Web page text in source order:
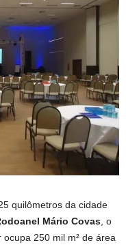
25 quilômetros da cidade
Mário Covas , o
250 mil m² de área